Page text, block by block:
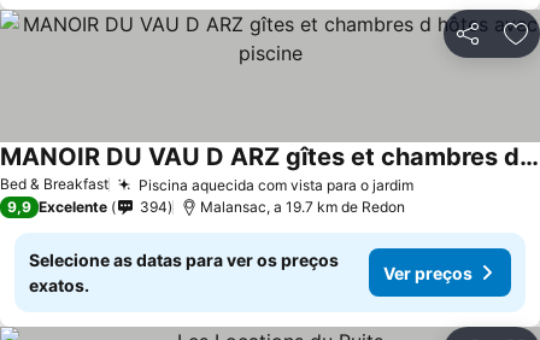
Partilhar
Bed & Breakfast Piscina aquecida com vista para o jardim
MANOIR DU VAU D ARZ gîtes et chambres d hôtes avec piscine
9,9 Excelente 394 Malansac, a 19.7 km de Redon
Selecione as datas para ver os preços
exatos.
Ver preços